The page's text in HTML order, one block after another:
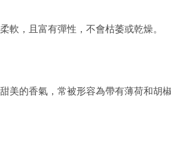
軟，且富有彈性，不會枯萎或乾燥。
美的香氣，常被形容為帶有薄荷和胡椒